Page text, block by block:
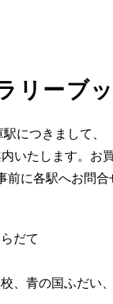
リーブ
につきまして、
いたします。お
に各駅へお問合
だて
、青の国ふだい